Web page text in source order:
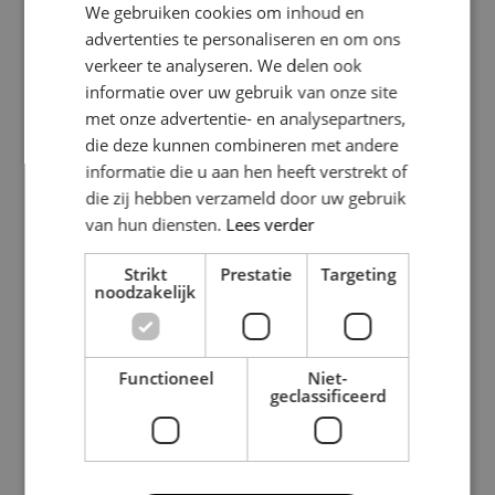
woning zijn er verschillende soorten die u kunt
overwegen:
Kappen en daken: Deze kunnen de uitstraling van
uw huis aanzienlijk veranderen.
Raam- en deurkozijnen : Het gebruik van
authentieke materialen kan de charme van uw
woning verhogen.
Balkons en veranda’s: Deze elementen voegen
niet alleen karakter toe, maar ook functionaliteit.
Integratie in Bestaande
Structuren
Het is belangrijk om architectonische details op een
manier toe te voegen die past bij de bestaande
structuur. Hier zijn enkele tips:
Analyseer de huidige architectuur: Kijk naar de stijl
We gebruiken cookies om inhoud en
advertenties te personaliseren en om ons
verkeer te analyseren. We delen ook
informatie over uw gebruik van onze site
met onze advertentie- en analysepartners,
die deze kunnen combineren met andere
informatie die u aan hen heeft verstrekt of
die zij hebben verzameld door uw gebruik
van hun diensten. Lees verder
Strikt
noodzakelijk
Prestatie Targeting
Functioneel
Niet-
geclassificeerd